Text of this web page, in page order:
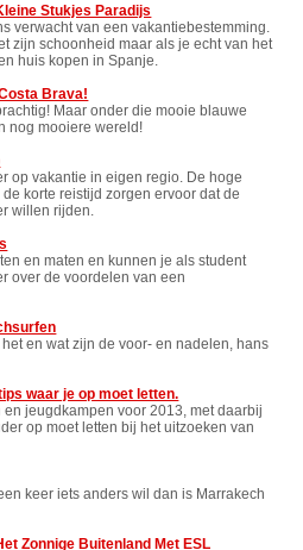
Stukjes Paradijs
verwacht van een vakantiebestemming.
zijn schoonheid maar als je echt van het
huis kopen in Spanje.
Brava!
Maar onder die mooie blauwe
nog mooiere wereld!
op vakantie in eigen regio. De hoge
korte reistijd zorgen ervoor dat de
willen rijden.
en maten en kunnen je als student
over de voordelen van een
en wat zijn de voor- en nadelen, hans
waar je op moet letten.
jeugdkampen voor 2013, met daarbij
op moet letten bij het uitzoeken van
keer iets anders wil dan is Marrakech
Zonnige Buitenland Met ESL